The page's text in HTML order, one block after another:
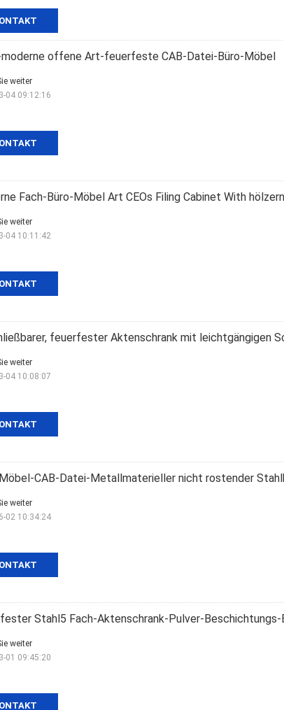
offene Art-feuerfeste CAB-Datei-Büro-Möbel
weiter
04 09:12:16
Fach-Büro-Möbel Art CEOs Filing Cabinet With
weiter
04 10:11:42
feuerfester Aktenschrank mit leichtgängigen
weiter
04 10:08:07
CAB-Datei-Metallmaterieller nicht rostender
weiter
02 10:34:24
Stahl5 Fach-Aktenschrank-Pulver-Beschichtungs-
weiter
01 09:45:20